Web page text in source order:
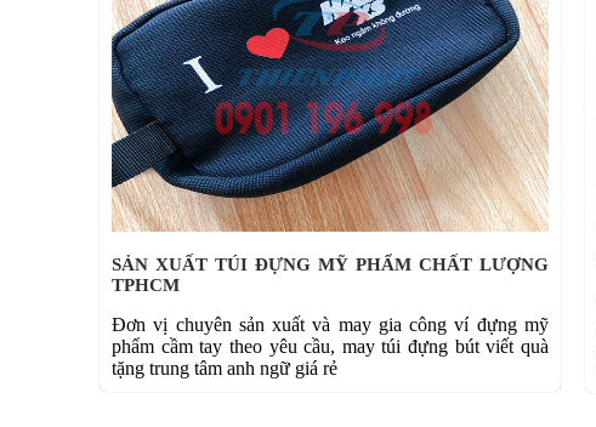
SẢN XUẤT TÚI ĐỰNG MỸ PHẨM CHẤT LƯỢNG
TPHCM
Đơn vị chuyên sản xuất và may gia công ví đựng mỹ
phẩm cầm tay theo yêu cầu, may túi đựng bút viết quà
tặng trung tâm anh ngữ giá rẻ